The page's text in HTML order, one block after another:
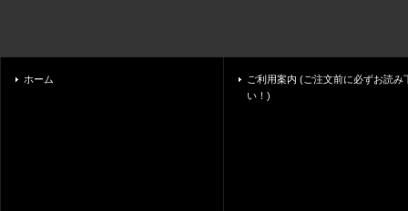
ホーム
ご利用案内 (ご注文前に必ずお読み
い！)